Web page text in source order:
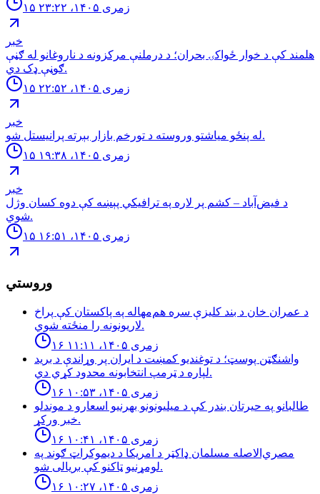
۱۵ زمری ۱۴۰۵، ۲۳:۲۲
خبر
هلمند كې د خوار ځواكۍ بحران؛ د درملنې مركزونه د ناروغانو له ګڼې
ګوڼې ډک دي.
۱۵ زمری ۱۴۰۵، ۲۲:۵۲
خبر
له پنځو مياشتو وروسته د تورخم بازار بېرته پرانيستل شو.
۱۵ زمری ۱۴۰۵، ۱۹:۳۸
خبر
د فیض‌آباد – کشم پر لاره په ترافیکي پېښه کې دوه کسان وژل
شوي.
۱۵ زمری ۱۴۰۵، ۱۶:۵۱
وروستي
د عمران خان د بند کلیزې سره هم‌مهاله په پاکستان کې پراخ
لاریونونه را منځته شوي.
۱۶ زمری ۱۴۰۵، ۱۱:۱۱
واشنګټن پوسټ؛ د توغندیو کمښت د ایران پر وړاندې د برید
لپاره د ټرمپ انتخابونه محدود کړي دي.
۱۶ زمری ۱۴۰۵، ۱۰:۵۳
طالبانو په حیرتان بندر کې د میلیونونو بهرنیو اسعارو د موندلو
خبر ورکړ.
۱۶ زمری ۱۴۰۵، ۱۰:۴۱
مصري‌الاصله مسلمان ډاکټر د امریکا د دیموکراټ ګوند په
لومړنیو ټاکنو کې بریالی شو.
۱۶ زمری ۱۴۰۵، ۱۰:۲۷